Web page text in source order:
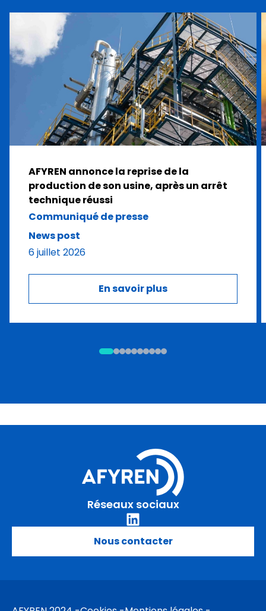
AFYREN annonce la reprise de la
production de son usine, après un arrêt
technique réussi
Communiqué de presse
News post
6 juillet 2026
En savoir plus
Réseaux sociaux
Nous contacter